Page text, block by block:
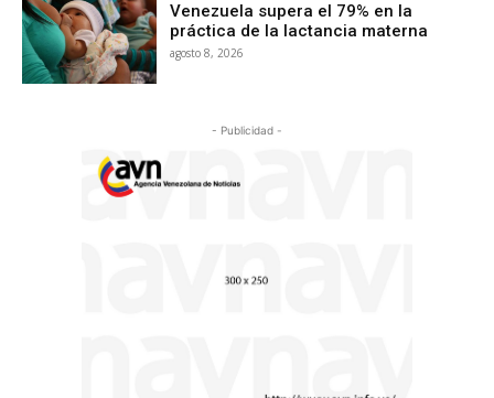
Venezuela supera el 79% en la
práctica de la lactancia materna
agosto 8, 2026
- Publicidad -